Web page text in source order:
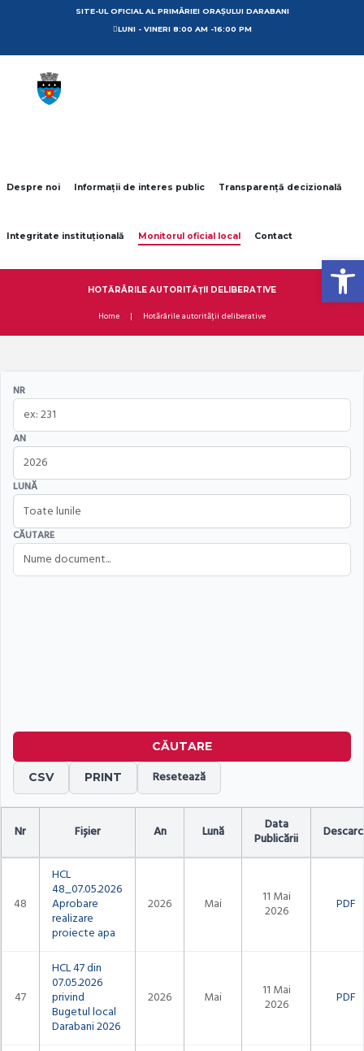
SITE-UL OFICIAL AL PRIMĂRIEI ORAȘULUI DARABANI
LUNI - VINERI 8:00 AM -16:00 PM
Despre noi Informații de interes public Transparență decizională
Integritate instituțională Monitorul oficial local Contact
HOTĂRÂRILE AUTORITĂȚII DELIBERATIVE
Home Hotărârile autorității deliberative
NR
AN
LUNĂ
CĂUTARE
CĂUTARE
CSV PRINT Resetează
Nr Fișier An Lună Data
Publicării
48
HCL
48_07.05.2026
Aprobare
realizare
proiecte apa
2026 Mai 11 Mai
2026 PDF
47
HCL 47 din
07.05.2026
privind
Bugetul local
Darabani 2026
2026 Mai 11 Mai
2026 PDF
Open toolbar